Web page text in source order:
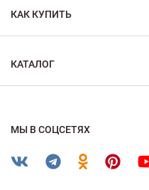
КАК КУПИТЬ
КАТАЛОГ
МЫ В СОЦСЕТЯХ